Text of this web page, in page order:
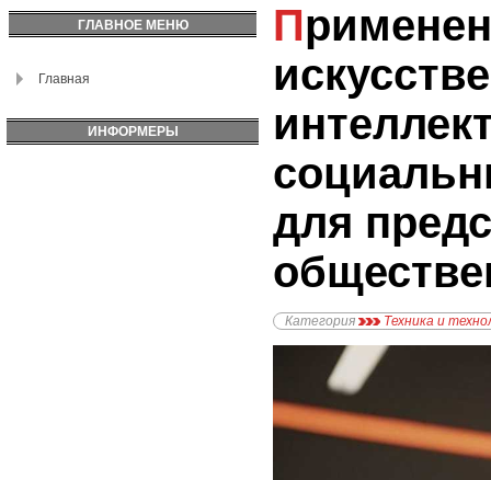
ГЛАВНОЕ МЕНЮ
Главная
ИНФОРМЕРЫ
Применение
для
Категория Техника и